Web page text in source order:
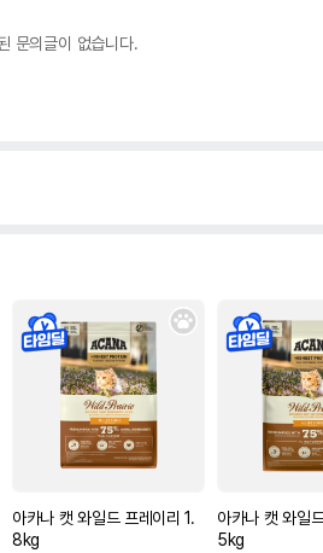
문의글이 없습니다.
아카나 캣 와일드 프레이리 1.
8kg
아카나 캣 와일
5kg